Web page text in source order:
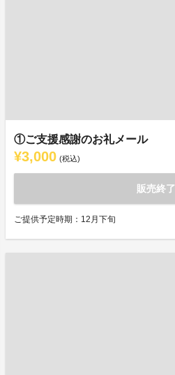
①ご支援感謝のお礼メール
¥3,000 (税込)
販売終了
ご提供予定時期：12月下旬